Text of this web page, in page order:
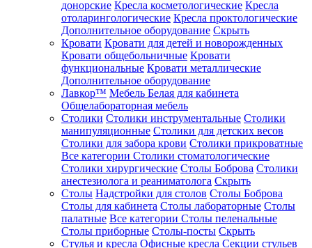
донорские Кресла косметологические Кресла
отоларингологические Кресла проктологические
Дополнительное оборудование Скрыть
Кровати Кровати для детей и новорожденных
Кровати общебольничные Кровати
функциональные Кровати металлические
Дополнительное оборудование
Лавкор™ Мебель Белая для кабинета
Общелабораторная мебель
Столики Столики инструментальные Столики
манипуляционные Столики для детских весов
Столики для забора крови Столики прикроватные
Все категории Столики стоматологические
Столики хирургические Столы Боброва Столики
анестезиолога и реаниматолога Скрыть
Столы Надстройки для столов Столы Боброва
Столы для кабинета Столы лабораторные Столы
палатные Все категории Столы пеленальные
Столы приборные Столы-посты Скрыть
Стулья и кресла Офисные кресла Секции стульев